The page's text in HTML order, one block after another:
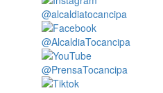
@alcaldiatocancipa
@AlcaldiaTocancipa
@PrensaTocancipa